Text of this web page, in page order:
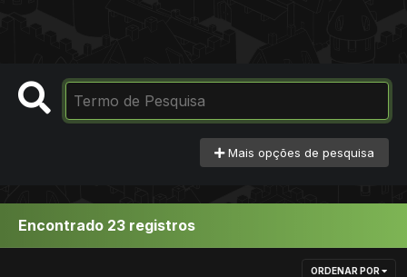
Mais opções de pesquisa
Encontrado 23 registros
ORDENAR POR